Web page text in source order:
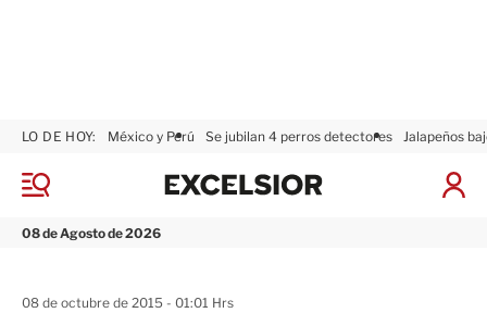
M
n
08 de Agosto de 2026
LO DE HOY: México y Perú Se jubilan 4 perros detectores Jalapeños
I
x
08 de octubre de 2015 - 01:01 Hrs